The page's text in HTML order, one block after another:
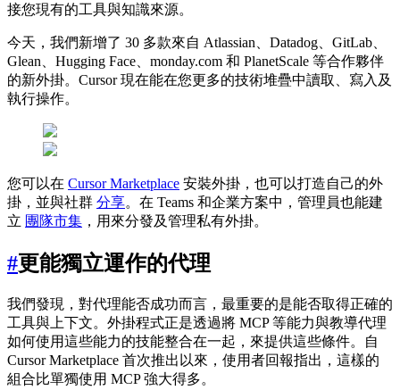
接您現有的工具與知識來源。
今天，我們新增了 30 多款來自 Atlassian、Datadog、GitLab、
Glean、Hugging Face、monday.com 和 PlanetScale 等合作夥伴
的新外掛。Cursor 現在能在您更多的技術堆疊中讀取、寫入及
執行操作。
您可以在 Cursor Marketplace 安裝外掛，也可以打造自己的外
掛，並與社群 分享。在 Teams 和企業方案中，管理員也能建
立 團隊市集 ，用來分發及管理私有外掛。
#更能獨立運作的代理
我們發現，對代理能否成功而言，最重要的是能否取得正確的
工具與上下文。外掛程式正是透過將 MCP 等能力與教導代理
如何使用這些能力的技能整合在一起，來提供這些條件。自
Cursor Marketplace 首次推出以來，使用者回報指出，這樣的
組合比單獨使用 MCP 強大得多。